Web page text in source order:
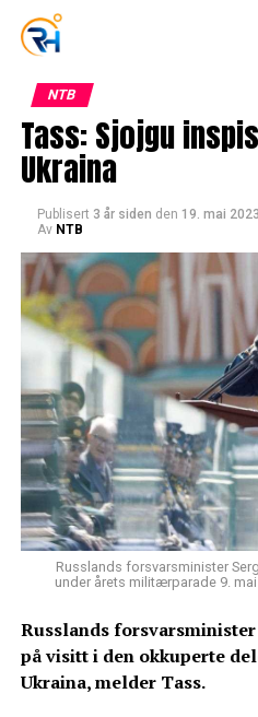
NTB
Tass: Sjojgu
Ukraina
Publisert 3 år siden den 19. mai 2023
Av NTB
Russlands forsvarsminister
under årets militærparade 9.
Russlands
på visitt i den okkuperte
Ukraina, melder Tass.